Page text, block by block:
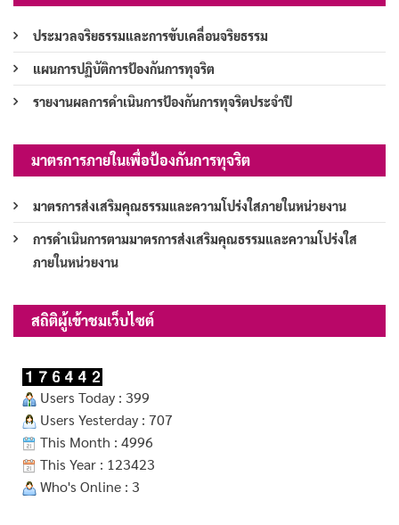
ประมวลจริยธรรมและการขับเคลื่อนจริยธรรม
แผนการปฏิบัติการป้องกันการทุจริต
รายงานผลการดำเนินการป้องกันการทุจริตประจำปี
มาตรการภายในเพื่อป้องกันการทุจริต
มาตรการส่งเสริมคุณธรรมและความโปร่งใสภายในหน่วยงาน
การดำเนินการตามมาตรการส่งเสริมคุณธรรมและความโปร่งใส
ภายในหน่วยงาน
สถิติผู้เข้าชมเว็บไซต์
Users Today : 399
Users Yesterday : 707
This Month : 4996
This Year : 123423
Who's Online : 3